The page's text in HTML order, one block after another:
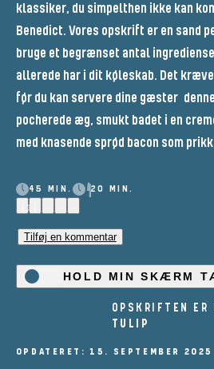
klassiker, du simpelthen ikke kan
Benedict. Vores opskrift er en sand
bruge et begrænset antal
allerede har i dit køleskab. Det
før du kan servere dine gæster
pocherede æg, smukt badet i en
med knasende sprød bacon som
45 MIN.
20 MIN.
(1)
Tilføj en kommentar
HOLD MIN SKÆRM
OPSKRIFTEN
TULIP
OPDATERET: 15. SEPTEMBER 2025